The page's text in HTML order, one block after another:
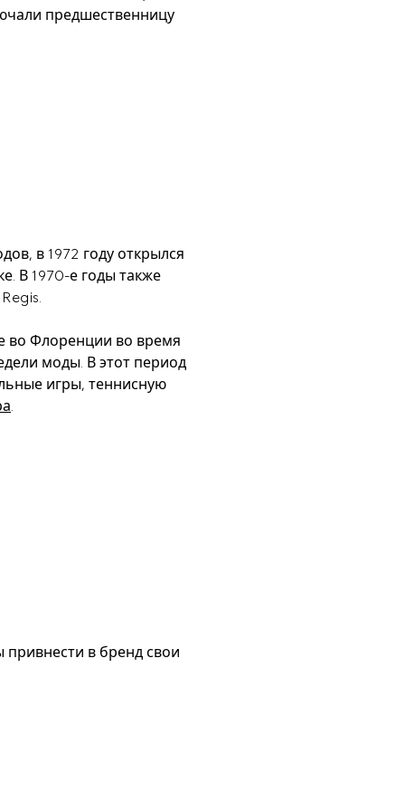
предшественницу
в 1972 году открылся
В 1970-е годы также
во Флоренции во время
моды. В этот период
игры, теннисную
.
в бренд свои